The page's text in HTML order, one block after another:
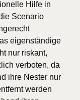
Hilfe in
Scenario
eigenständige
nur riskant,
verboten, da
ihre Nester nur
werden